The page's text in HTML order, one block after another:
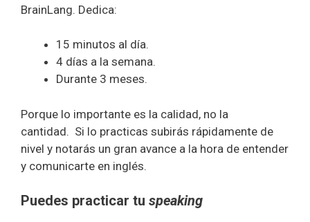
BrainLang. Dedica:
15 minutos al día.
4 días a la semana.
Durante 3 meses.
Porque lo importante es la calidad, no la
cantidad. Si lo practicas subirás rápidamente de
nivel y notarás un gran avance a la hora de entender
y comunicarte en inglés.
Puedes practicar tu speaking